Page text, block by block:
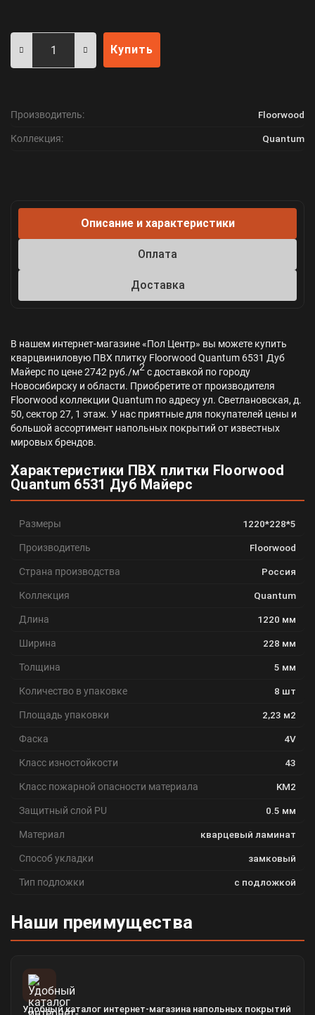
Купить
Производитель: Floorwood
Коллекция: Quantum
Описание и характеристики
Оплата
Доставка
В нашем интернет-магазине «Пол Центр» вы можете купить
кварцвиниловую ПВХ плитку Floorwood Quantum 6531 Дуб
Майерс по цене 2742 руб./м2с доставкой по городу
Новосибирску и области. Приобретите от производителя
Floorwood коллекции Quantum по адресу ул. Светлановская, д.
50, сектор 27, 1 этаж. У нас приятные для покупателей цены и
большой ассортимент напольных покрытий от известных
мировых брендов.
Характеристики ПВХ плитки Floorwood
Quantum 6531 Дуб Майерс
Размеры 1220*228*5
Производитель Floorwood
Страна производства Россия
Коллекция Quantum
Длина 1220 мм
Ширина 228 мм
Толщина 5 мм
Количество в упаковке 8 шт
Площадь упаковки 2,23 м2
Фаска 4V
Класс изностойкости 43
Класс пожарной опасности материала KM2
Защитный слой PU 0.5 мм
Материал кварцевый ламинат
Способ укладки замковый
Тип подложки с подложкой
Наши преимущества
Удобный каталог интернет-магазина напольных покрытий